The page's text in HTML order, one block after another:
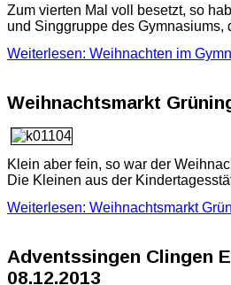
Zum vierten Mal voll besetzt, so
und Singgruppe des Gymnasiums,
Weiterlesen: Weihnachten im
Weihnachtsmarkt
Klein aber fein, so war der
Die Kleinen aus der
Weiterlesen: Weihnachtsmarkt
Adventssingen Clingen
08.12.2013